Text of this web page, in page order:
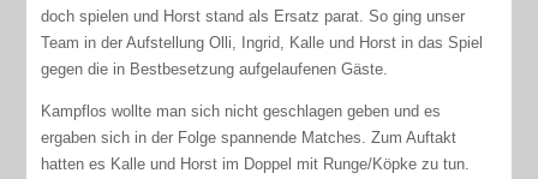
doch spielen und Horst stand als Ersatz parat. So ging unser
Team in der Aufstellung Olli, Ingrid, Kalle und Horst in das Spiel
gegen die in Bestbesetzung aufgelaufenen Gäste.
Kampflos wollte man sich nicht geschlagen geben und es
ergaben sich in der Folge spannende Matches. Zum Auftakt
hatten es Kalle und Horst im Doppel mit Runge/Köpke zu tun.